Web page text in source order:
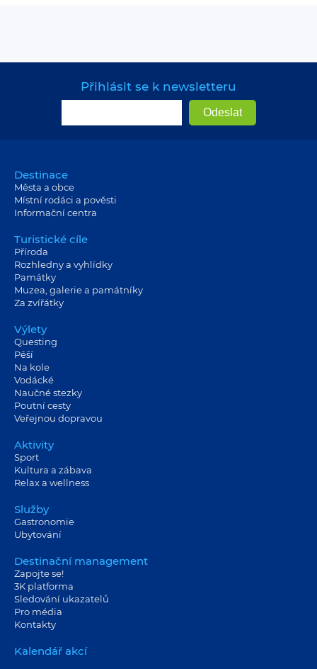
Přihlásit se k newsletteru
Destinace
Města a obce
Místní rodáci a pověsti
Informační centra
Turistické cíle
Příroda
Rozhledny a vyhlídky
Památky
Muzea, galerie a památníky
Za zvířátky
Výlety
Questing
Pěší
Na kole
Vodácké
Naučné stezky
Poutní cesty
Veřejnou dopravou
Aktivity
Sport
Kultura a zábava
Relax a wellness
Služby
Gastronomie
Ubytování
Destinační management
Zapojte se!
3K platforma
Sledování ukazatelů
Pro média
Kontakty
Kalendář akcí